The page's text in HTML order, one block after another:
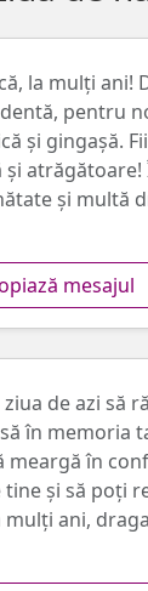
la mulți ani!
pentru
şi gingaşă.
și
și multă
mesajul
de azi să
în memoria
meargă în
şi să poţi
mulți ani,